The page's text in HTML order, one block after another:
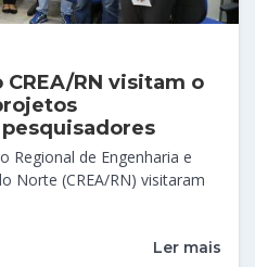
RN visitam o
Regional de Engenharia e
Norte (CREA/RN) visitaram
Ler mais